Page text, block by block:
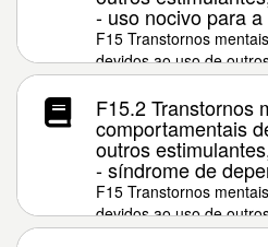
- uso nocivo para
F15 Transtornos
devidos ao uso de
a cafeína
F15.2 Transtornos
comportamentais
outros
- síndrome de
F15 Transtornos
devidos ao uso de
a cafeína